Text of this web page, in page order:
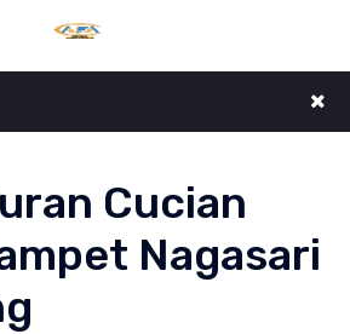
Cucian
Nagasari